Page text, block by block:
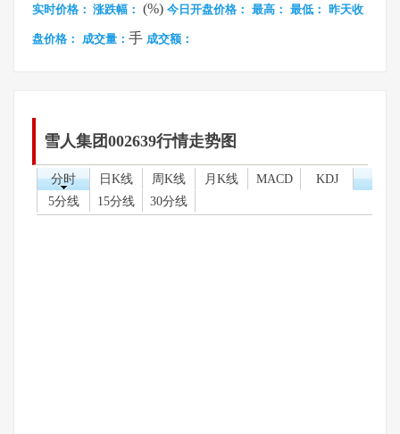
实时价格： 涨跌幅： (%) 今日开盘价格： 最高： 最低： 昨天收
盘价格： 成交量： 手 成交额：
雪人集团002639行情走势图
分时 日K线 周K线 月K线 MACD
KDJ
5分线
15分线 30分线